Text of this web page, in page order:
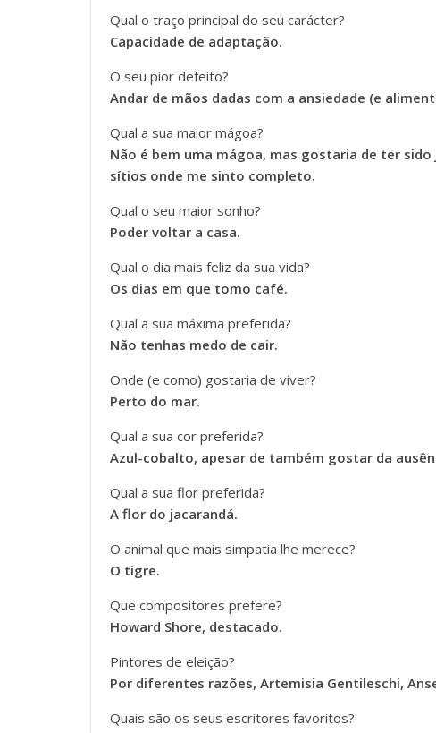
Qual o traço principal do seu carácter?
Capacidade de adaptação.
O seu pior defeito?
Andar de mãos dadas com a ansiedade (e
Qual a sua maior mágoa?
Não é bem uma mágoa, mas gostaria de ter
sítios onde me sinto completo.
Qual o seu maior sonho?
Poder voltar a casa.
Qual o dia mais feliz da sua vida?
Os dias em que tomo café.
Qual a sua máxima preferida?
Não tenhas medo de cair.
Onde (e como) gostaria de viver?
Perto do mar.
Qual a sua cor preferida?
Azul-cobalto, apesar de também gostar da
Qual a sua flor preferida?
A flor do jacarandá.
O animal que mais simpatia lhe merece?
O tigre.
Que compositores prefere?
Howard Shore, destacado.
Pintores de eleição?
Por diferentes razões, Artemisia Gentileschi,
Quais são os seus escritores favoritos?